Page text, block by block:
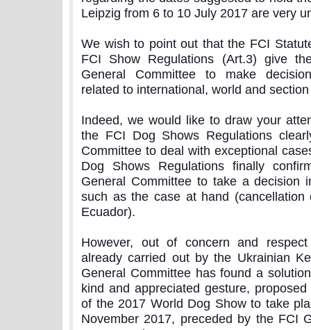
Leipzig from 6 to 10 July 2017 are very
We wish to point out that the FCI
FCI Show Regulations (Art.3) give
General Committee to make
related to international, world and
Indeed, we would like to draw your
the FCI Dog Shows Regulations
Committee to deal with exceptional
Dog Shows Regulations finally
General Committee to take a decision
such as the case at hand
Ecuador).
However, out of concern and
already carried out by the Ukrainian
General Committee has found a
kind and appreciated gesture,
of the 2017 World Dog Show to take
November 2017, preceded by the FCI